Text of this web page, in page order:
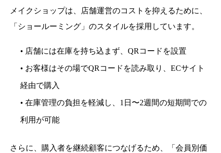
メイクショップは、店舗運営のコストを抑えるために、
「ショールーミング」のスタイルを採用しています。
• 店舗には在庫を持ち込まず、QRコードを設置
• お客様はその場でQRコードを読み取り、ECサイト
経由で購入
• 在庫管理の負担を軽減し、1日〜2週間の短期間での
利用が可能
さらに、購入者を継続顧客につなげるため、「会員別価